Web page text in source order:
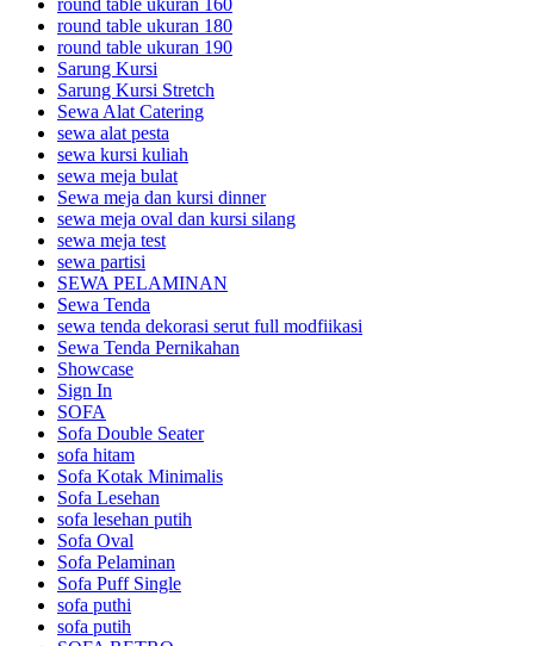
round table ukuran 180
round table ukuran 190
Sarung Kursi
Sarung Kursi Stretch
Sewa Alat Catering
sewa alat pesta
sewa kursi kuliah
sewa meja bulat
Sewa meja dan kursi dinner
sewa meja oval dan kursi silang
sewa meja test
sewa partisi
SEWA PELAMINAN
Sewa Tenda
sewa tenda dekorasi serut full modfiikasi
Sewa Tenda Pernikahan
Showcase
Sign In
SOFA
Sofa Double Seater
sofa hitam
Sofa Kotak Minimalis
Sofa Lesehan
sofa lesehan putih
Sofa Oval
Sofa Pelaminan
Sofa Puff Single
sofa puthi
sofa putih